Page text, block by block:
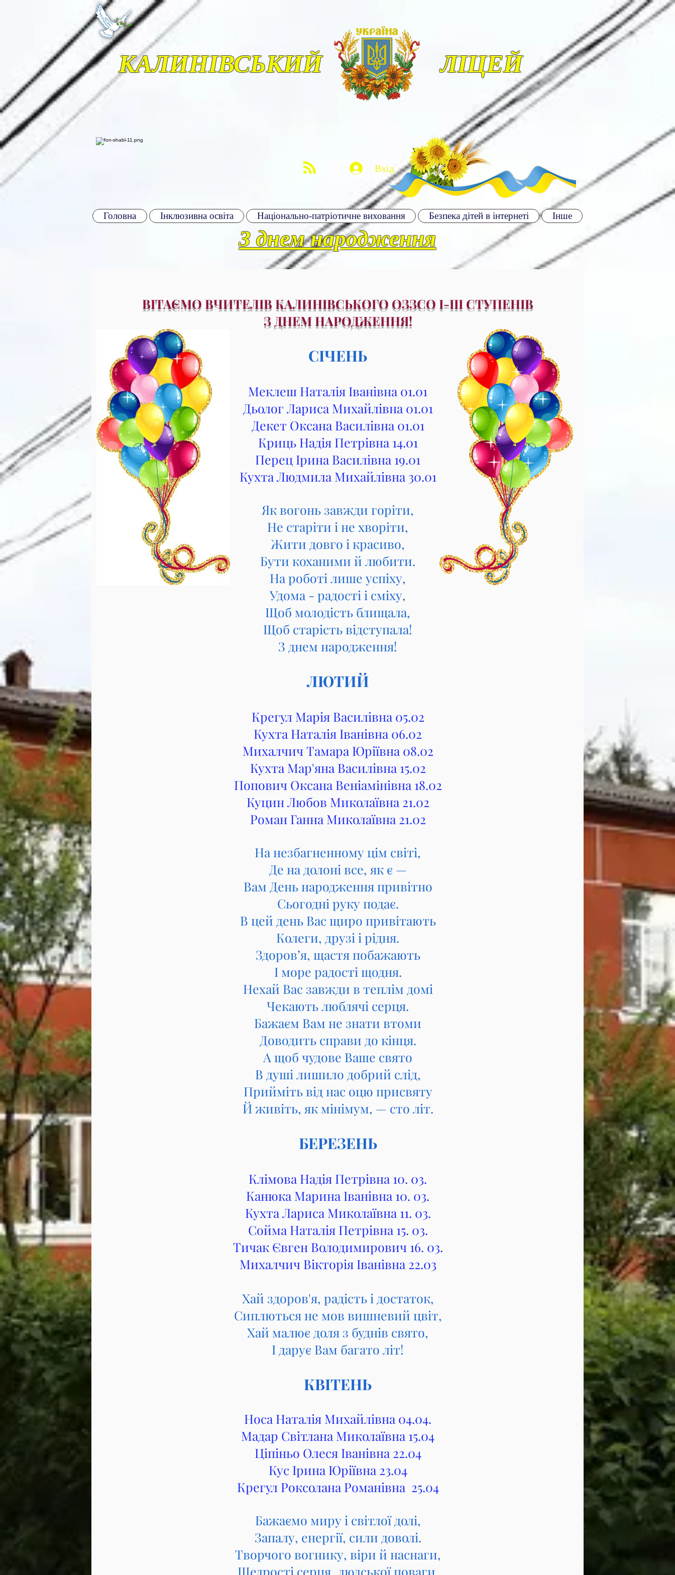
КАЛИНІВСЬКИЙ ЛІЦЕЙ
Вхід
З днем народження
ВІТАЄМО ВЧИТЕЛІВ КАЛИНІВСЬКОГО ОЗЗСО І-ІІІ СТУПЕНІВ
З ДНЕМ НАРОДЖЕННЯ!
СІЧЕНЬ
Меклеш Наталія Іванівна 01.01
Дьолог Лариса Михайлівна 01.01
Декет Оксана Василівна 01.01
Криць Надія Петрівна 14.01
Перец Ірина Василівна 19.01
Кухта Людмила Михайлівна 30.01
Як вогонь завжди горіти,
Hе старіти і не хворіти,
Жити довго і красиво,
Бути коханими й любити.
Hа роботі лише успіху,
Удома - радості і сміху,
Щоб молодість блищала,
Щоб старість відступала!
З днем народження!
ЛЮТИЙ
Крегул Марія Василівна 05.02
Кухта Наталія Іванівна 06.02
Михалчич Тамара Юріївна 08.02
Кухта Мар'яна Василівна 15.02
Попович Оксана Веніамінівна 18.02
Куцин Любов Миколаївна 21.02
Роман Ганна Миколаївна 21.02
На незбагненному цім світі,
Де на долоні все, як є —
Вам День народження привітно
Сьогодні руку подає.
В цей день Вас щиро привітають
Колеги, друзі і рідня.
Здоров’я, щастя побажають
І море радості щодня.
Нехай Вас завжди в теплім домі
Чекають люблячі серця.
Бажаєм Вам не знати втоми
Доводить справи до кінця.
А щоб чудове Ваше свято
В душі лишило добрий слід,
Прийміть від нас оцю присвяту
Й живіть, як мінімум, — сто літ.
БЕРЕЗЕНЬ
Клімова Надія Петрівна 10. 03.
Канюка Марина Іванівна 10. 03.
Кухта Лариса Миколаївна 11. 03.
Сойма Наталія Петрівна 15. 03.
Тичак Євген Володимирович 16. 03.
Михалчич Вікторія Іванівна 22.03
Хай здоров'я, радість і достаток,
Сиплються не мов вишневий цвіт,
Хай малює доля з буднів свято,
І дарує Вам багато літ!
КВІТЕНЬ
Носа Наталія Михайлівна 04.04.
Мадар Світлана Миколаївна 15.04
Ціпіньо Олеся Іванівна 22.04
Кус Ірина Юріївна 23.04
Крегул Роксолана Романівна 25.04
Бажаємо миру і світлої долі,
Запалу, енергії, сили доволі.
Творчого вогнику, віри й наснаги,
Щедрості серця, людської поваги.
Головна Інклюзивна освіта Національно-патріотичне виховання Безпека дітей в інтернеті Інше